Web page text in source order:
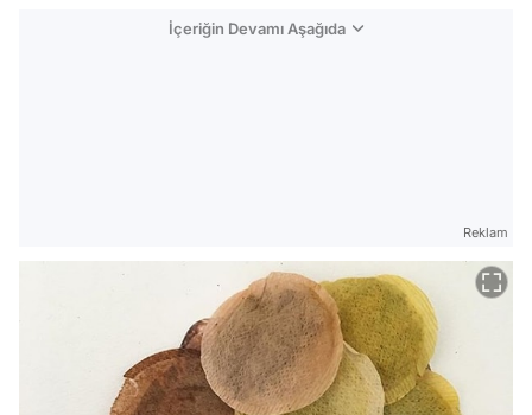
İçeriğin Devamı Aşağıda
Reklam